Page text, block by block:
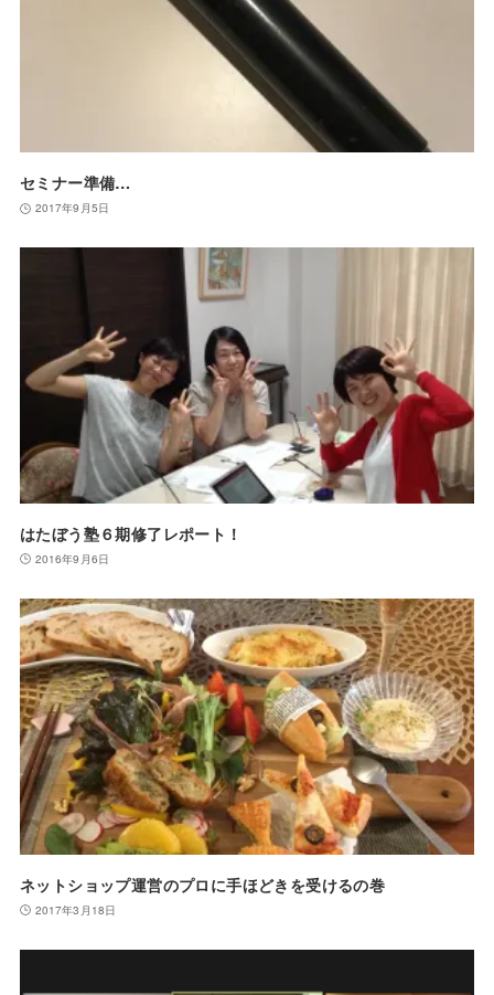
セミナー準備…
2017年9月5日
はたぼう塾６期修了レポート！
2016年9月6日
ネットショップ運営のプロに手ほどきを受けるの巻
2017年3月18日